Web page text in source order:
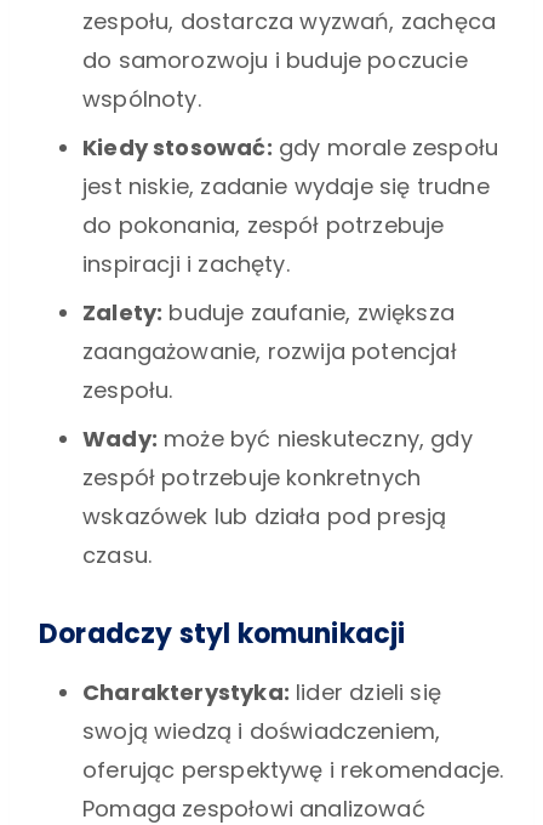
zespołu, dostarcza wyzwań, zachęca
do samorozwoju i buduje poczucie
wspólnoty.
Kiedy stosować: gdy morale zespołu
jest niskie, zadanie wydaje się trudne
do pokonania, zespół potrzebuje
inspiracji i zachęty.
Zalety: buduje zaufanie, zwiększa
zaangażowanie, rozwija potencjał
zespołu.
Wady: może być nieskuteczny, gdy
zespół potrzebuje konkretnych
wskazówek lub działa pod presją
czasu.
Doradczy styl komunikacji
Charakterystyka: lider dzieli się
swoją wiedzą i doświadczeniem,
oferując perspektywę i rekomendacje.
Pomaga zespołowi analizować